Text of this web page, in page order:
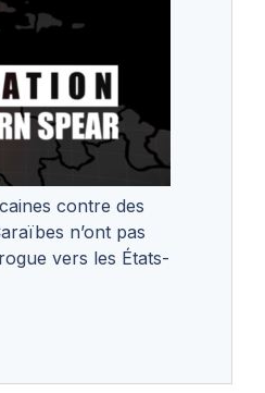
contre des
n’ont pas
vers les États-